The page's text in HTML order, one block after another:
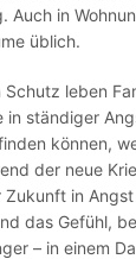
Auch in
üblich.
leben
ständiger
können,
der neue
Zukunft in
das Gefühl,
– in einem